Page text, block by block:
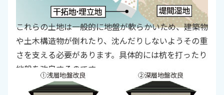
これらの土地は一般的に地盤が軟らかいため、建築物
や土木構造物が倒れたり、沈んだりしないようその重
さを支える必要があります。具体的には杭を打ったり
地盤を改良するのです。